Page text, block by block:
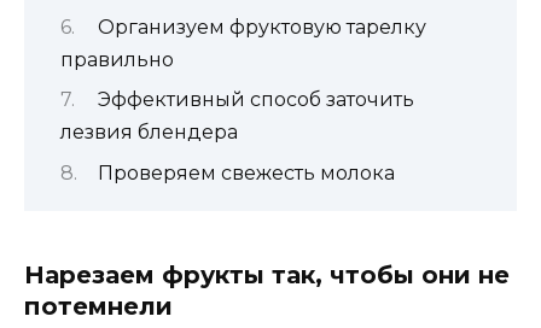
Организуем фруктовую тарелку
правильно
Эффективный способ заточить
лезвия блендера
Проверяем свежесть молока
Нарезаем фрукты так, чтобы они не
потемнели